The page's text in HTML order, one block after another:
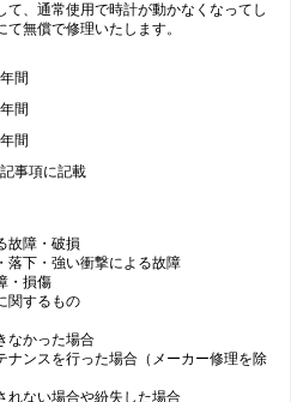
て、通常使用で時計が動かなくなってし
無償で修理いたします。
間
間
間
事項に記載
故障・破損
落下・強い衝撃による故障
・損傷
関するもの
なかった場合
ナンスを行った場合（メーカー修理を除
れない場合や紛失した場合